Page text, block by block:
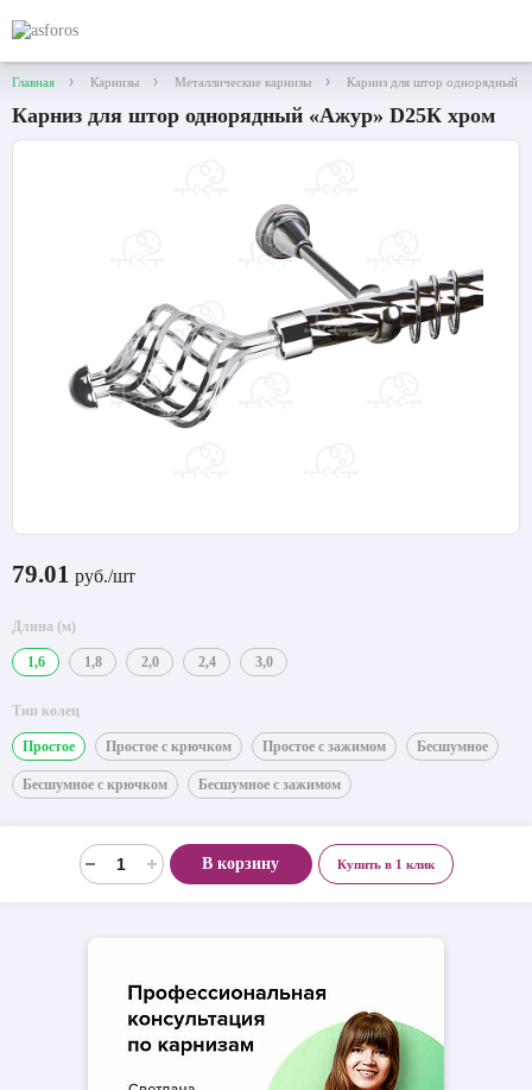
Главная Карнизы Металлические карнизы Карниз для штор однорядный
Карниз для штор однорядный «Ажур» D25К хром
79.01 руб./шт
Длина (м)
1,6 1,8 2,0 2,4 3,0
Тип колец
Простое Простое с крючком Простое с зажимом Бесшумное
Бесшумное с крючком Бесшумное с зажимом
В корзину Купить в 1 клик